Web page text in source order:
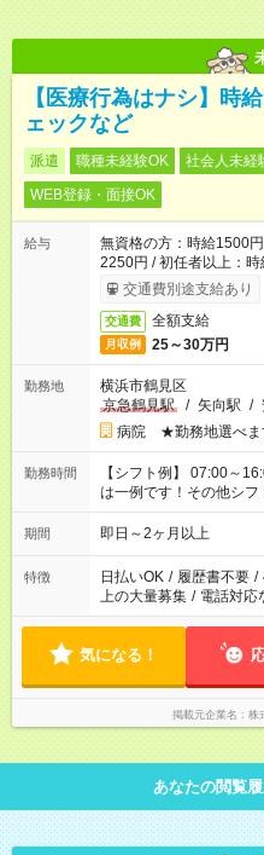
【医療行為はナシ】時
ェックなど
派遣 職種未経験OK 社会人未経
WEB登録・面接OK
給与
無資格の方：時給1500
2250円 / 初任者以上：
交通費別途支給あり
交通費 全額支給
月収例 25～30万円
勤務地
横浜市鶴見区
京急鶴見駅
/ 矢向駅 /
病院 ★勤務地選べま
勤務時間
【シフト例】 07:00～
は一例です！その他シフ
期間 即日～2ヶ月以上
特徴 日払いOK / 履歴書不要 /
上の大量募集 / 電話対応
気になる！
掲載元企業名 株
あなたの閲覧